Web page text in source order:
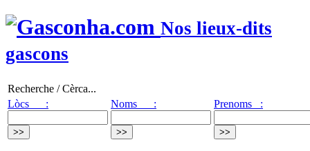
Nos lieux-dits
gascons
Recherche / Cèrca...
Lòcs :
Noms : Prenoms :